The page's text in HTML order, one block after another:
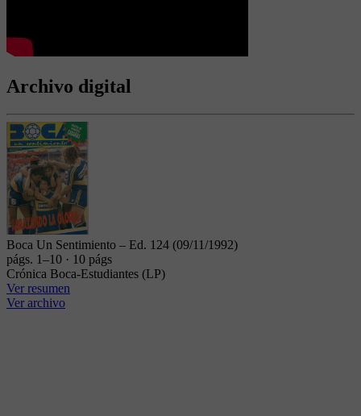
Archivo digital
Boca Un Sentimiento – Ed. 124 (09/11/1992)
págs. 1–10 · 10 págs
Crónica Boca-Estudiantes (LP)
Ver resumen
Ver archivo